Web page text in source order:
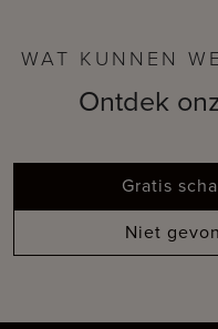
WAT KUNNEN
Ontdek
Gratis
Niet